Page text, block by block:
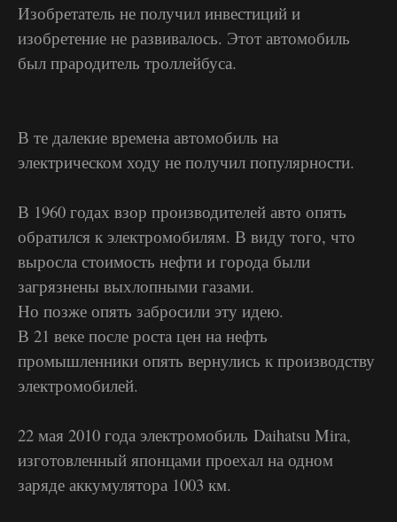
Изобретатель не получил инвестиций и
изобретение не развивалось. Этот автомобиль
был прародитель троллейбуса.
В те далекие времена автомобиль на
электрическом ходу не получил популярности.
В 1960 годах взор производителей авто опять
обратился к электромобилям. В виду того, что
выросла стоимость нефти и города были
загрязнены выхлопными газами.
Но позже опять забросили эту идею.
В 21 веке после роста цен на нефть
промышленники опять вернулись к производству
электромобилей.
22 мая 2010 года электромобиль Daihatsu Mira,
изготовленный японцами проехал на одном
заряде аккумулятора 1003 км.